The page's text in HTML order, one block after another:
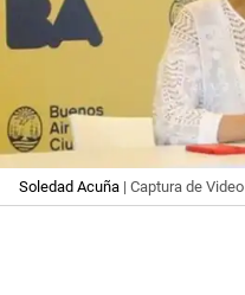
Soledad Acuña | Captura de Video